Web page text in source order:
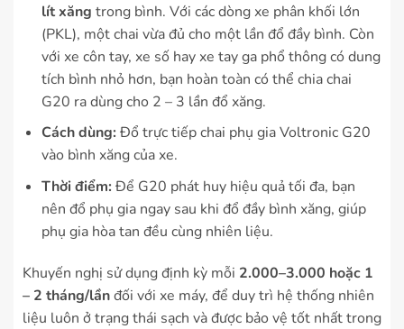
lít xăng trong bình. Với các dòng xe phân khối lớn
(PKL), một chai vừa đủ cho một lần đổ đầy bình. Còn
với xe côn tay, xe số hay xe tay ga phổ thông có dung
tích bình nhỏ hơn, bạn hoàn toàn có thể chia chai
G20 ra dùng cho 2 – 3 lần đổ xăng.
Cách dùng: Đổ trực tiếp chai phụ gia Voltronic G20
vào bình xăng của xe.
Thời điểm: Để G20 phát huy hiệu quả tối đa, bạn
nên đổ phụ gia ngay sau khi đổ đầy bình xăng, giúp
phụ gia hòa tan đều cùng nhiên liệu.
Khuyến nghị sử dụng định kỳ mỗi 2.000–3.000 hoặc 1
– 2 tháng/lầnđối với xe máy, để duy trì hệ thống nhiên
liệu luôn ở trạng thái sạch và được bảo vệ tốt nhất trong